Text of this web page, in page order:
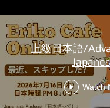
上級日本語/
Watch